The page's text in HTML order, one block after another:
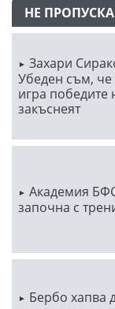
НЕ
Захари
Убеден съм, че
игра победите
закъснеят
Академия
започна с
Бербо хапва